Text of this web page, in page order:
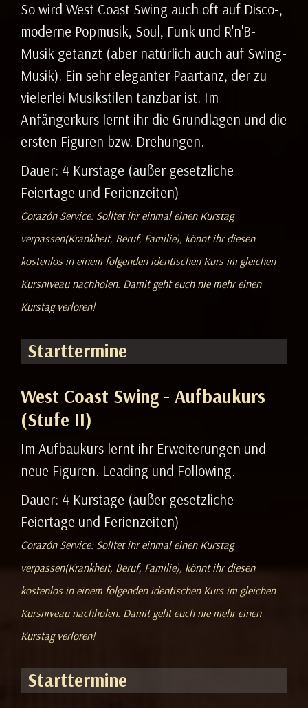
So wird West Coast Swing auch oft auf Disco-,
moderne Popmusik, Soul, Funk und R'n'B-
Musik getanzt (aber natürlich auch auf Swing-
Musik). Ein sehr eleganter Paartanz, der zu
vielerlei Musikstilen tanzbar ist. Im
Anfängerkurs lernt ihr die Grundlagen und die
ersten Figuren bzw. Drehungen.
Dauer: 4 Kurstage (außer gesetzliche
Feiertage und Ferienzeiten)
Corazón Service: Solltet ihr einmal einen Kurstag
verpassen(Krankheit, Beruf, Familie), könnt ihr diesen
kostenlos in einem folgenden identischen Kurs im gleichen
Kursniveau nachholen. Damit geht euch nie mehr einen
Kurstag verloren!
Starttermine
West Coast Swing - Aufbaukurs
(Stufe II)
Im Aufbaukurs lernt ihr Erweiterungen und
neue Figuren. Leading und Following.
Dauer: 4 Kurstage (außer gesetzliche
Feiertage und Ferienzeiten)
Corazón Service: Solltet ihr einmal einen Kurstag
verpassen(Krankheit, Beruf, Familie), könnt ihr diesen
kostenlos in einem folgenden identischen Kurs im gleichen
Kursniveau nachholen. Damit geht euch nie mehr einen
Kurstag verloren!
Starttermine